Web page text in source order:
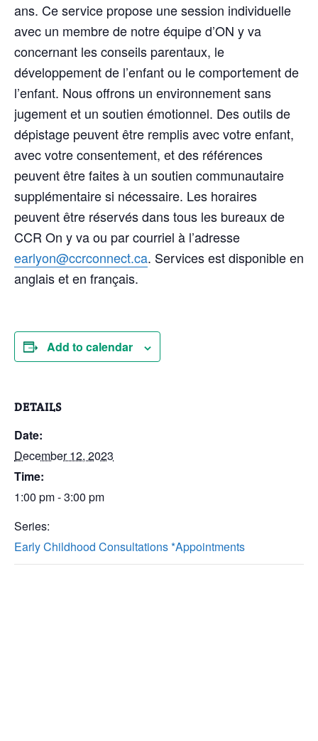
ans. Ce service propose une session individuelle
avec un membre de notre équipe d’ON y va
concernant les conseils parentaux, le
développement de l’enfant ou le comportement de
l’enfant. Nous offrons un environnement sans
jugement et un soutien émotionnel. Des outils de
dépistage peuvent être remplis avec votre enfant,
avec votre consentement, et des références
peuvent être faites à un soutien communautaire
supplémentaire si nécessaire. Les horaires
peuvent être réservés dans tous les bureaux de
CCR On y va ou par courriel à l’adresse
earlyon@ccrconnect.ca. Services est disponible en
anglais et en français.
Add to calendar
DETAILS
Date:
December 12, 2023
Time:
1:00 pm - 3:00 pm
Series:
Early Childhood Consultations *Appointments